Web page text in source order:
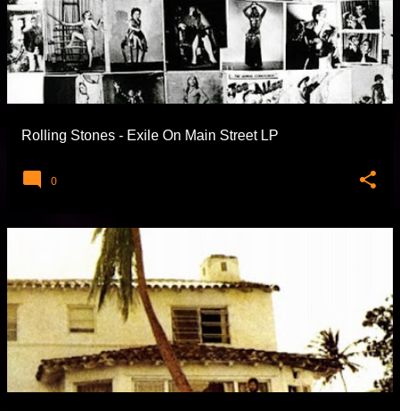
Rolling Stones - Exile On Main Street LP
0